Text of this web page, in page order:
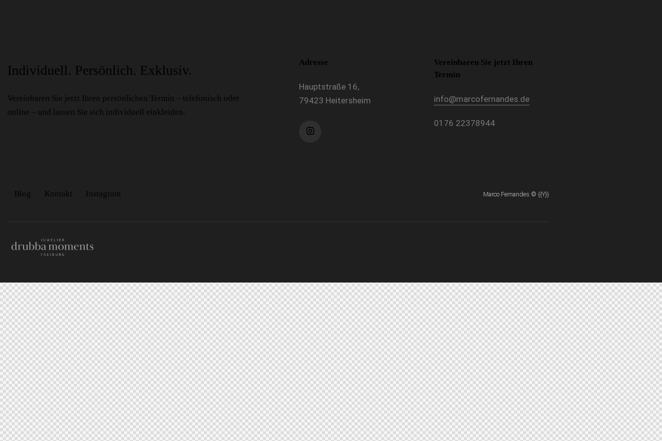
Individuell. Persönlich. Exklusiv.
Vereinbaren Sie jetzt Ihren persönlichen Termin – telefonisch oder
online – und lassen Sie sich individuell einkleiden.
Adresse
Hauptstraße 16,
79423 Heitersheim
Vereinbaren Sie jetzt Ihren
Termin
info@marcofernandes.de
0176 22378944
Blog Kontakt Instagram Marco Fernandes © {{Y}}